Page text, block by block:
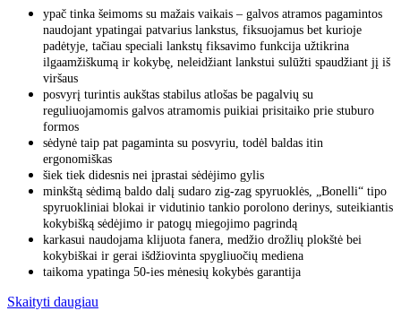
ypač tinka šeimoms su mažais vaikais – galvos atramos pagamintos
naudojant ypatingai patvarius lankstus, fiksuojamus bet kurioje
padėtyje, tačiau speciali lankstų fiksavimo funkcija užtikrina
ilgaamžiškumą ir kokybę, neleidžiant lankstui sulūžti spaudžiant jį iš
viršaus
posvyrį turintis aukštas stabilus atlošas be pagalvių su
reguliuojamomis galvos atramomis puikiai prisitaiko prie stuburo
formos
sėdynė taip pat pagaminta su posvyriu, todėl baldas itin
ergonomiškas
šiek tiek didesnis nei įprastai sėdėjimo gylis
minkštą sėdimą baldo dalį sudaro zig-zag spyruoklės, „Bonelli“ tipo
spyruokliniai blokai ir vidutinio tankio porolono derinys, suteikiantis
kokybišką sėdėjimo ir patogų miegojimo pagrindą
karkasui naudojama klijuota fanera, medžio drožlių plokštė bei
kokybiškai ir gerai išdžiovinta spygliuočių mediena
taikoma ypatinga 50-ies mėnesių kokybės garantija
Skaityti daugiau